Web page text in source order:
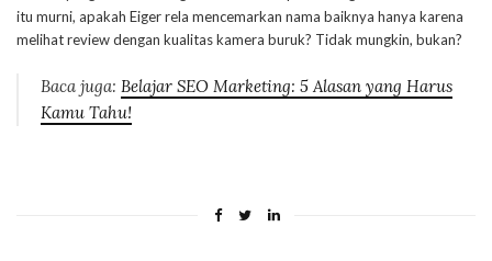
itu murni, apakah Eiger rela mencemarkan nama baiknya hanya karena
melihat review dengan kualitas kamera buruk? Tidak mungkin, bukan?
Baca juga: Belajar SEO Marketing: 5 Alasan yang Harus
Kamu Tahu!